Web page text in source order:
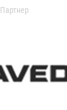
Партнер